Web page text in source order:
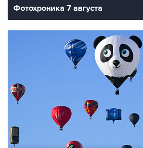
Фотохроника 7 августа